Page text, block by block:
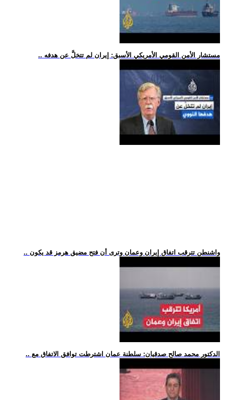
.. مستشار الأمن القومي الأمريكي الأسبق: إيران لم تتخلَّ عن هدفه
.. واشنطن تترقب اتفاق إيران وعمان وترى أن فتح مضيق هرمز قد يكون
.. الدكتور محمد صالح صدقيان: سلطنة عمان اشترطت توافق الاتفاق مع